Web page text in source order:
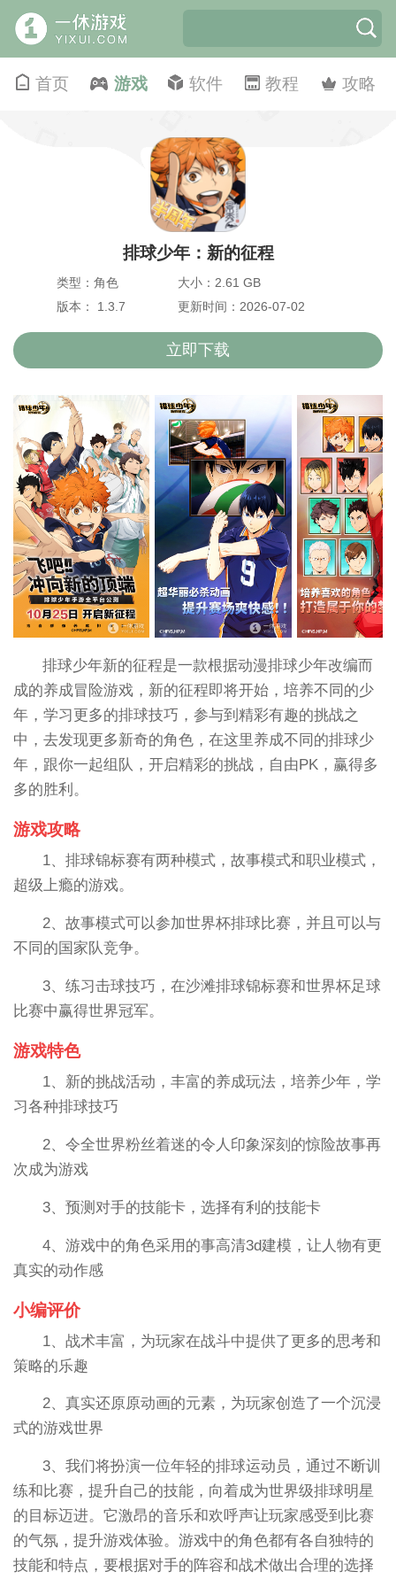
首页 游戏 软件 教程 攻略
排球少年：新的征程
类型：角色
大小：2.61 GB
版本： 1.3.7
更新时间：2026-07-02
立即下载
排球少年新的征程是一款根据动漫排球少年改编而
成的养成冒险游戏，新的征程即将开始，培养不同的少
年，学习更多的排球技巧，参与到精彩有趣的挑战之
中，去发现更多新奇的角色，在这里养成不同的排球少
年，跟你一起组队，开启精彩的挑战，自由PK，赢得多
多的胜利。
游戏攻略
1、排球锦标赛有两种模式，故事模式和职业模式，
超级上瘾的游戏。
2、故事模式可以参加世界杯排球比赛，并且可以与
不同的国家队竞争。
3、练习击球技巧，在沙滩排球锦标赛和世界杯足球
比赛中赢得世界冠军。
游戏特色
1、新的挑战活动，丰富的养成玩法，培养少年，学
习各种排球技巧
2、令全世界粉丝着迷的令人印象深刻的惊险故事再
次成为游戏
3、预测对手的技能卡，选择有利的技能卡
4、游戏中的角色采用的事高清3d建模，让人物有更
真实的动作感
小编评价
1、战术丰富，为玩家在战斗中提供了更多的思考和
策略的乐趣
2、真实还原原动画的元素，为玩家创造了一个沉浸
式的游戏世界
3、我们将扮演一位年轻的排球运动员，通过不断训
练和比赛，提升自己的技能，向着成为世界级排球明星
的目标迈进。它激昂的音乐和欢呼声让玩家感受到比赛
的气氛，提升游戏体验。游戏中的角色都有各自独特的
技能和特点，要根据对手的阵容和战术做出合理的选择